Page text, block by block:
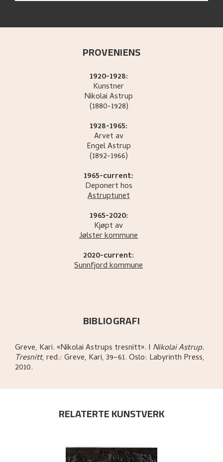
PROVENIENS
1920-1928:
Kunstner
NikolaiAstrup
(1880-1928)
1928-1965:
Arvet av
EngelAstrup
(1892-1966)
1965-current:
Deponert hos
Astruptunet
1965-2020:
Kjøpt av
Jølster kommune
2020-current:
Sunnfjord kommune
BIBLIOGRAFI
Greve, Kari.«Nikolai Astrups tresnitt». I Nikolai Astrup.
Tresnitt, red.: Greve, Kari, 39–61.Oslo: Labyrinth Press,
2010.
RELATERTE KUNSTVERK